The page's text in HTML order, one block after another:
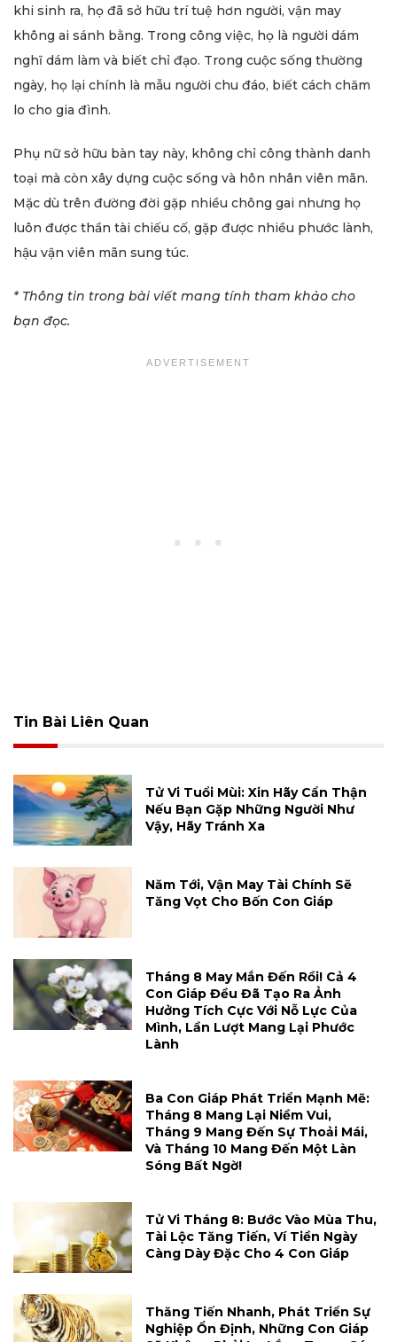
khi sinh ra, họ đã sở hữu trí tuệ hơn người, vận may
không ai sánh bằng. Trong công việc, họ là người dám
nghĩ dám làm và biết chỉ đạo. Trong cuộc sống thường
ngày, họ lại chính là mẫu người chu đáo, biết cách chăm
lo cho gia đình.
Phụ nữ sở hữu bàn tay này, không chỉ công thành danh
toại mà còn xây dựng cuộc sống và hôn nhân viên mãn.
Mặc dù trên đường đời gặp nhiều chông gai nhưng họ
luôn được thần tài chiếu cố, gặp được nhiều phước lành,
hậu vận viên mãn sung túc.
* Thông tin trong bài viết mang tính tham khảo cho
bạn đọc.
Tin Bài Liên Quan
Tử Vi Tuổi Mùi: Xin Hãy Cẩn Thận
Nếu Bạn Gặp Những Người Như
Vậy, Hãy Tránh Xa
Năm Tới, Vận May Tài Chính Sẽ
Tăng Vọt Cho Bốn Con Giáp
Tháng 8 May Mắn Đến Rồi! Cả 4
Con Giáp Đều Đã Tạo Ra Ảnh
Hưởng Tích Cực Với Nỗ Lực Của
Mình, Lần Lượt Mang Lại Phước
Lành
Ba Con Giáp Phát Triển Mạnh Mẽ:
Tháng 8 Mang Lại Niềm Vui,
Tháng 9 Mang Đến Sự Thoải Mái,
Và Tháng 10 Mang Đến Một Làn
Sóng Bất Ngờ!
Tử Vi Tháng 8: Bước Vào Mùa Thu,
Tài Lộc Tăng Tiến, Ví Tiền Ngày
Càng Dày Đặc Cho 4 Con Giáp
Thăng Tiến Nhanh, Phát Triển Sự
Nghiệp Ổn Định, Những Con Giáp